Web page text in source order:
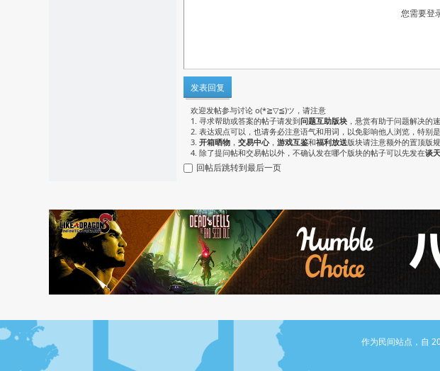
您需要登
发表回复
欢迎发帖参与讨论 o(*≧▽≦)ツ，请注意
1. 寻求帮助或答案的帖子请发到问题互助版块 ，悬赏有助于问题解决的
2. 表达观点可以，也请务必注意语气和用词，以免影响他人浏览，特别
3. 开箱晒物 ， 交易中心， 游戏互鉴和福利放送版块请注意额外的置顶版规
4. 除了提问帖和交易帖以外，不确认发在哪个版块的帖子可以先发在谈
回帖后跳转到最后一页
作为民间站点，自